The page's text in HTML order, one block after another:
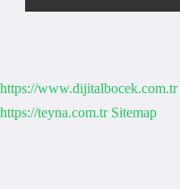
https://www.dijitalbocek.com.tr
https://teyna.com.tr Sitemap